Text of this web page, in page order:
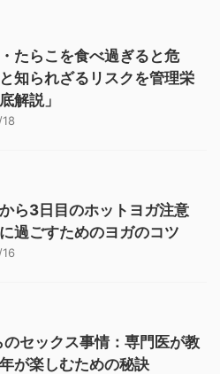
・たらこを食べ過ぎると危
知られざるリスクを管理栄
解説」
ら3日目のホットヨガ注意
過ごすためのヨガのコツ
セックス事情：専門医が教
が楽しむための秘訣